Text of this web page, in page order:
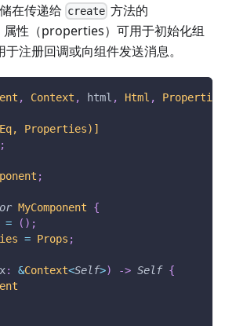
在传递给 create 方法的
属性（properties）可用于初始化组
注册回调或向组件发送消息。
, Context , html , Html , Properties
Properties)]
;
;
MyComponent
{
= ( ) ;
= Props ;
: &Context<Self>) -> Self {